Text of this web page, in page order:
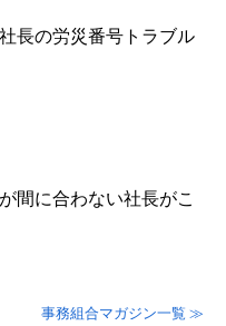
長の労災番号トラブル
間に合わない社長がこ
事務組合マガジン一覧 ≫